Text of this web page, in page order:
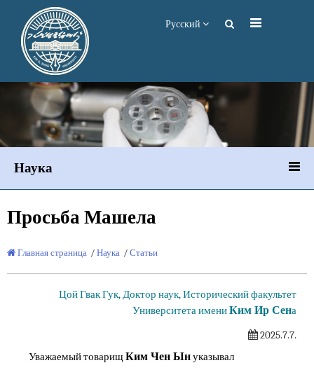
Русский
Наука
Просьба Машела
Главная страница / Наука / Статьи
Цой Гвак Гук, Доктор наук, Исторический факультет
Университета имениКим Ир Сена
2025.7.7.
Уважаемый товарищ Ким Чен Ынуказывал